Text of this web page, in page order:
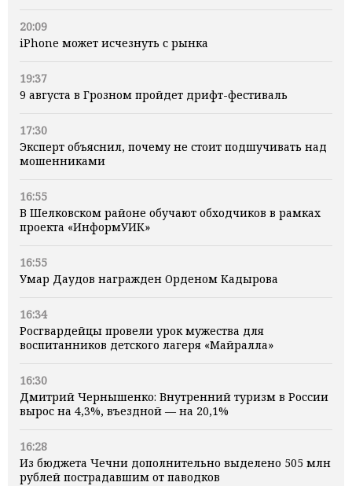
20:09
iPhone может исчезнуть с рынка
19:37
9 августа в Грозном пройдет дрифт-фестиваль
17:30
Эксперт объяснил, почему не стоит подшучивать над
мошенниками
16:55
В Шелковском районе обучают обходчиков в рамках
проекта «ИнформУИК»
16:55
Умар Даудов награжден Орденом Кадырова
16:34
Росгвардейцы провели урок мужества для
воспитанников детского лагеря «Майралла»
16:30
Дмитрий Чернышенко: Внутренний туризм в России
вырос на 4,3%, въездной — на 20,1%
16:28
Из бюджета Чечни дополнительно выделено 505 млн
рублей пострадавшим от паводков